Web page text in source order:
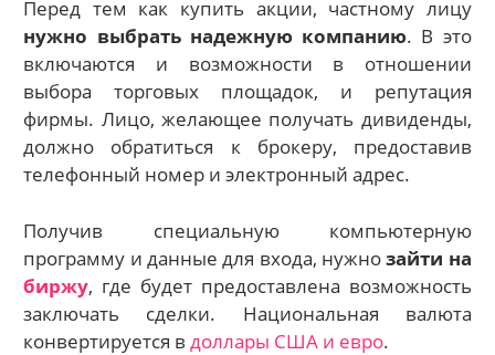
Перед тем как купить акции, частному лицу
нужно выбрать надежную компанию. В это
включаются и возможности в отношении
выбора торговых площадок, и репутация
фирмы. Лицо, желающее получать дивиденды,
должно обратиться к брокеру, предоставив
телефонный номер и электронный адрес.
Получив специальную компьютерную
программу и данные для входа, нужнозайти на
биржу, где будет предоставлена возможность
заключать сделки. Национальная валюта
конвертируется вдоллары США и евро.